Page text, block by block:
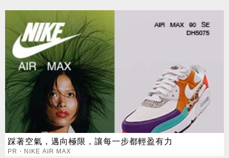
踩著空氣，邁向極限，讓每一步都輕盈有力
PR・NIKE AIR MAX